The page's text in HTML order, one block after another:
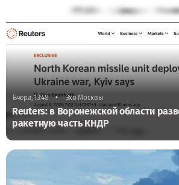
Вчера, 13:48 • Эхо Москвы
Reuters: в Воронежской области
ракетную часть КНДР